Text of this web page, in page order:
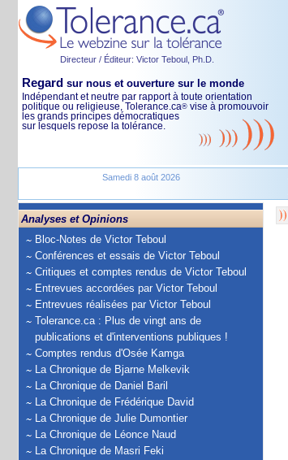
Directeur / Éditeur: Victor Teboul, Ph.D.
Regard sur nous et ouverture sur le monde
Indépendant et neutre par rapport à toute orientation
politique ou religieuse, Tolerance.ca® vise à promouvoir
les grands principes démocratiques
sur lesquels repose la tolérance.
Samedi 8 août 2026
Analyses et Opinions
Bloc-Notes de Victor Teboul
Conférences et essais de Victor Teboul
Critiques et comptes rendus de Victor Teboul
Entrevues accordées par Victor Teboul
Entrevues réalisées par Victor Teboul
Tolerance.ca : Plus de vingt ans de
publications et d'interventions publiques !
Comptes rendus d'Osée Kamga
La Chronique de Bjarne Melkevik
La Chronique de Daniel Baril
La Chronique de Frédérique David
La Chronique de Julie Dumontier
La Chronique de Léonce Naud
La Chronique de Masri Feki